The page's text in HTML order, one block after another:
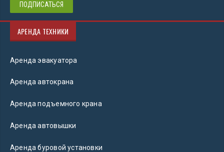
АРЕНДА ТЕХНИКИ
Аренда эвакуатора
Аренда автокрана
Аренда подъемного крана
Аренда автовышки
Аренда буровой установки